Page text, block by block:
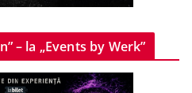
– la „Events by Werk”